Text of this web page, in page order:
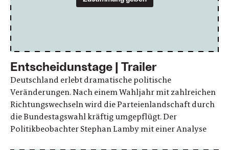
Entscheidunstage | Trailer
Deutschland erlebt dramatische politische
Veränderungen. Nach einem Wahljahr mit zahlreichen
Richtungswechseln wird die Parteienlandschaft durch
die Bundestagswahl kräftig umgepflügt. Der
Politikbeobachter Stephan Lamby mit einer Analyse